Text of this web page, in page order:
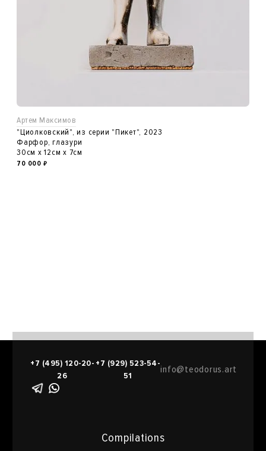
Артем Максимов
"Циолковский", из серии "Пикет", 2023
Фарфор, глазури
30см x 12см x 7см
70 000 ₽
Compilations
+7 (495) 120-20-
26
+7 (929) 523-54-
51
info@teodorus.art